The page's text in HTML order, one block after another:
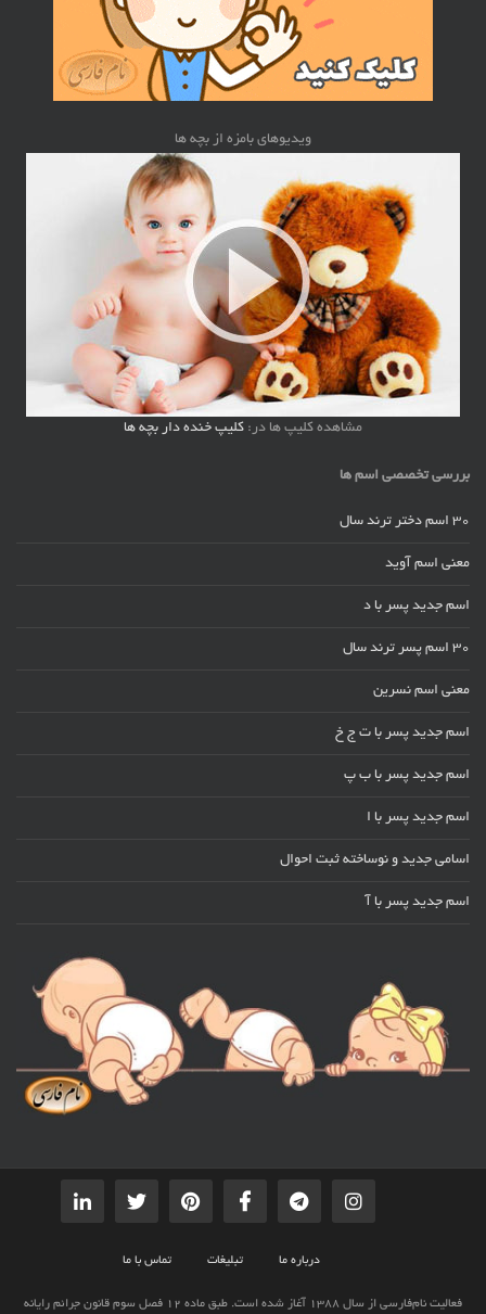
ویدیوهای بامزه از بچه ها
مشاهده کلیپ ها در: کلیپ خنده دار بچه ها
بررسی تخصصی اسم ها
30 اسم دختر ترند سال
معنی اسم آوید
اسم جدید پسر با د
30 اسم پسر ترند سال
معنی اسم نسرین
اسم جدید پسر با ت ج خ
اسم جدید پسر با ب پ
اسم جدید پسر با ا
اسامی جدید و نوساخته ثبت احوال
اسم جدید پسر با آ
درباره ما تبلیغات تماس با ما
فعالیت نام‌فارسی از سال 1388 آغاز شده است. طبق ماده 12 فصل سوم قانون جرائم رایانه